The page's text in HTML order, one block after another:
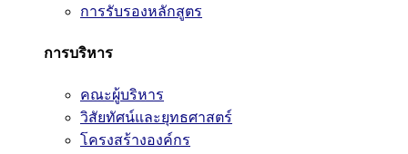
การรับรองหลักสูตร
การบริหาร
คณะผู้บริหาร
วิสัยทัศน์และยุทธศาสตร์
โครงสร้างองค์กร